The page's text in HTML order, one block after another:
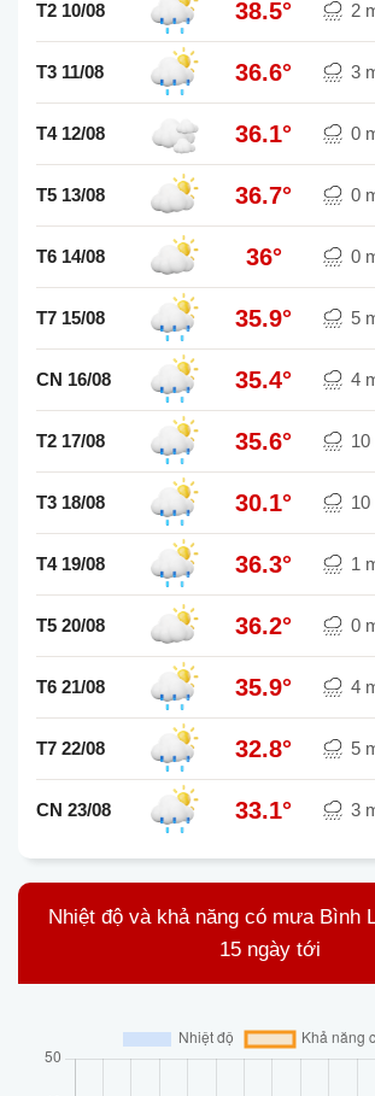
T2 10/08 38.5° 2
T3 11/08 36.6° 3
T4 12/08 36.1° 0
T5 13/08 36.7° 0
T6 14/08 36° 0
T7 15/08 35.9° 5
CN 16/08 35.4° 4
T2 17/08 35.6° 10
T3 18/08 30.1° 10
T4 19/08 36.3° 1
T5 20/08 36.2° 0
T6 21/08 35.9° 4
T7 22/08 32.8° 5
CN 23/08 33.1° 3
Nhiệt độ và khả năng có mưa Bình
15 ngày tới